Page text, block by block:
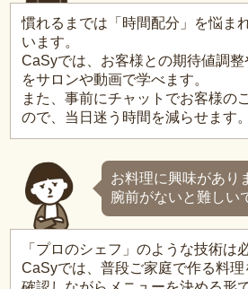
慣れるまでは「時間配分」を悩ま
います。
CaSyでは、お客様との期待値調
をサロンや動画で学べます。
また、事前にチャットでお客様の
ので、当日迷う時間を減らせます。
お料理に興味があり
腕前がないと難しい
「プロのシェフ」のような技術は
CaSyでは、普段ご家庭で作る料